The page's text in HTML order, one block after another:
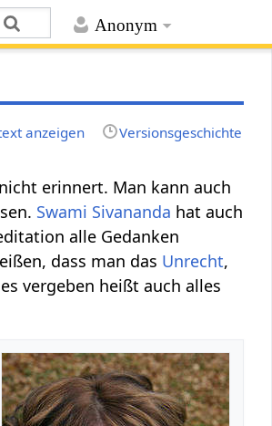
Anonym
anzeigen Versionsgeschichte
erinnert. Man kann auch
Swami Sivananda hat auch
alle Gedanken
dass man das Unrecht,
vergeben heißt auch alles